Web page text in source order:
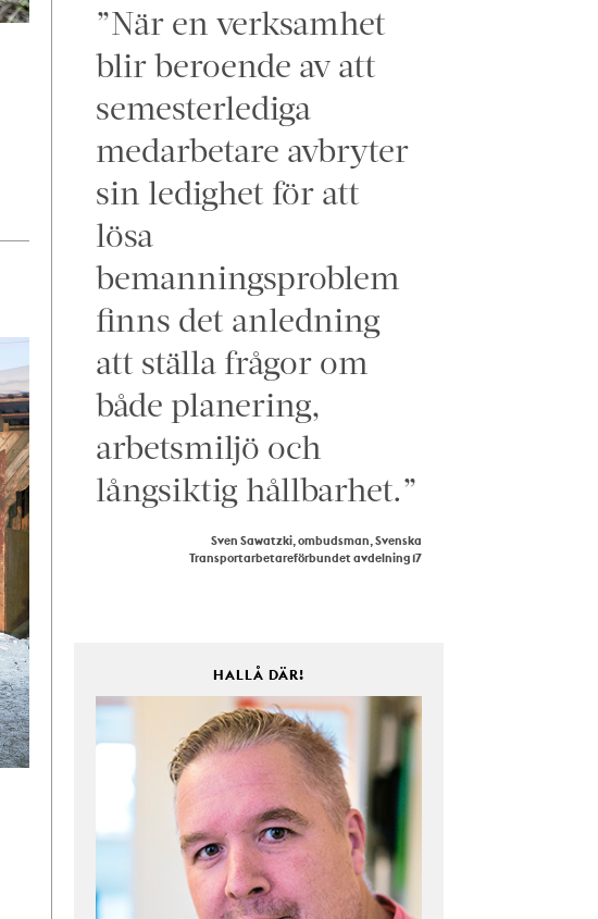
”När en verksamhet
blir beroende av att
semesterlediga
medarbetare avbryter
sin ledighet för att
lösa
bemanningsproblem
finns det anledning
att ställa frågor om
både planering,
arbetsmiljö och
långsiktig hållbarhet.”
Sven Sawatzki, ombudsman, Svenska
Transportarbetareförbundet avdelning 17
HALLÅ DÄR!